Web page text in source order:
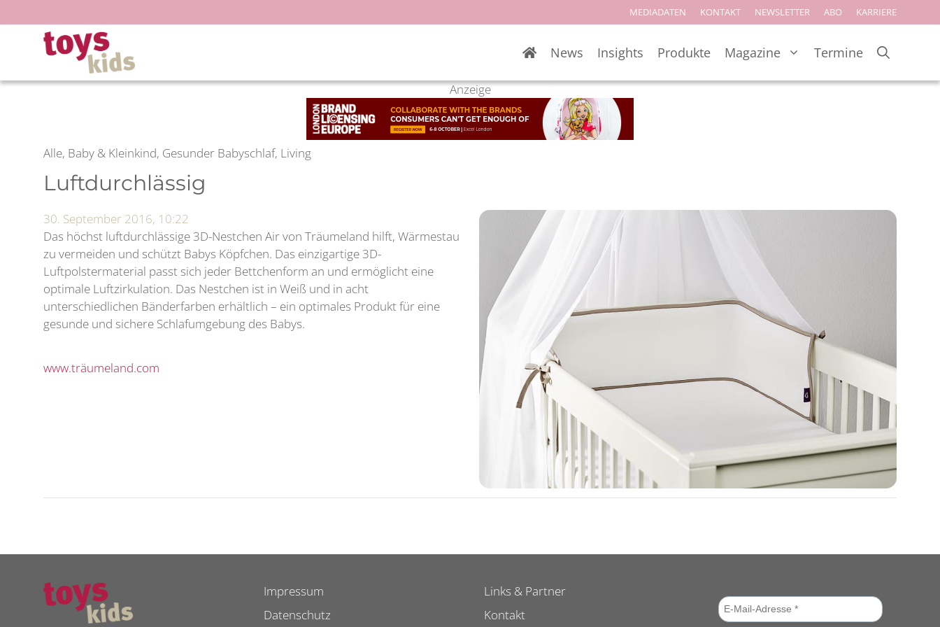
Inhalt
springen
MEDIADATEN KONTAKT NEWSLETTER ABO KARRIERE
News Insights Produkte Magazine Termine
Anzeige
Alle, Baby & Kleinkind, Gesunder Babyschlaf, Living
Luftdurchlässig
30. September 2016, 10:22
Das höchst luftdurchlässige 3D-Nestchen Air von Träumeland hilft, Wärmestau
zu vermeiden und schützt Babys Köpfchen. Das einzigartige 3D-
Luftpolstermaterial passt sich jeder Bettchenform an und ermöglicht eine
optimale Luftzirkulation. Das Nestchen ist in Weiß und in acht
unterschiedlichen Bänderfarben erhältlich – ein optimales Produkt für eine
gesunde und sichere Schlafumgebung des Babys.
www.träumeland.com
Impressum
Datenschutz
Links & Partner
Kontakt